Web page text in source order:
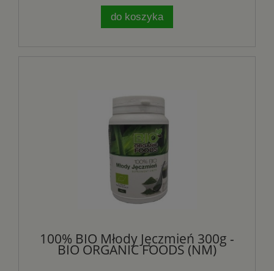
do koszyka
100% BIO Młody Jęczmień 300g -
BIO ORGANIC FOODS (NM)